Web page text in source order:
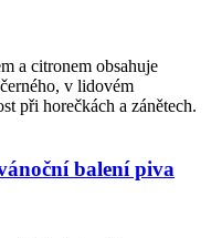
a citronem obsahuje
v lidovém
při horečkách a zánětech.
balení piva